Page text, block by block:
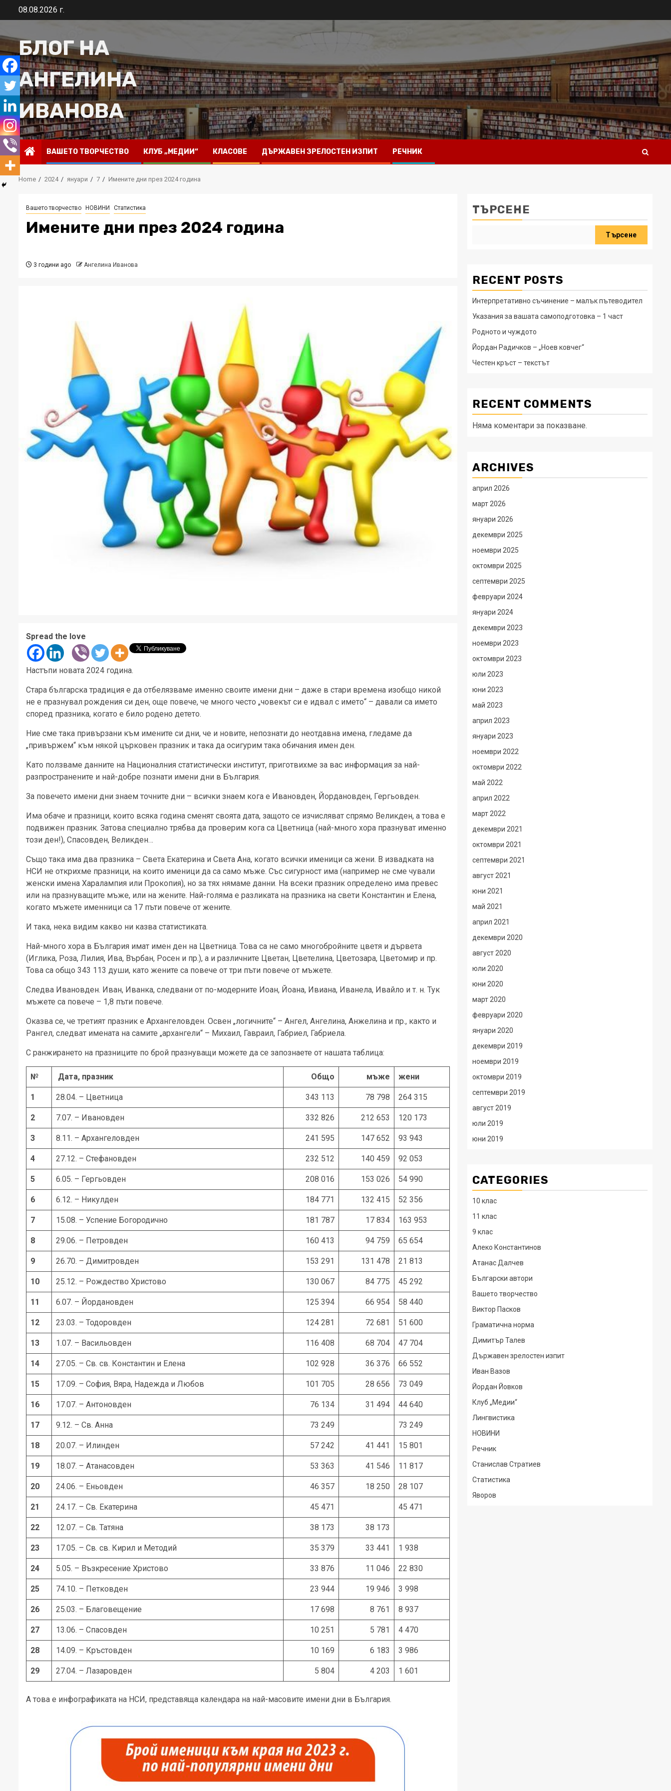
08.08.2026 г.
БЛОГ НА
АНГЕЛИНА
ИВАНОВА
ВАШЕТО ТВОРЧЕСТВО КЛУБ „МЕДИИ“ КЛАСОВЕ ДЪРЖАВЕН ЗРЕЛОСТЕН ИЗПИТ РЕЧНИК
Home 2024 януари 7 Имените дни през 2024 година
Вашето творчество НОВИНИ Статистика
Имените дни през 2024 година
3 години ago Ангелина Иванова
Spread the love
Настъпи новата 2024 година.
Стара българска традиция е да отбелязваме именно своите имени дни – даже в стари времена изобщо никой
не е празнувал рождения си ден, още повече, че много често „човекът си е идвал с името“ – давали са името
според празника, когато е било родено детето.
Ние сме така привързани към имените си дни, че и новите, непознати до неотдавна имена, гледаме да
„привържем“ към някой църковен празник и така да осигурим така обичания имен ден.
Като ползваме данните на Националния статистически институт, приготвихме за вас информация за най-
разпространените и най-добре познати имени дни в България.
За повечето имени дни знаем точните дни – всички знаем кога е Ивановден, Йордановден, Гергьовден.
Има обаче и празници, които всяка година сменят своята дата, защото се изчисляват спрямо Великден, а това е
подвижен празник. Затова специално трябва да проверим кога са Цветница (най-много хора празнуват именно
този ден!), Спасовден, Великден…
Също така има два празника – Света Екатерина и Света Ана, когато всички именици са жени. В извадката на
НСИ не открихме празници, на които именици да са само мъже. Със сигурност има (например не сме чували
женски имена Харалампия или Прокопия), но за тях нямаме данни. На всеки празник определено има превес
или на празнуващите мъже, или на жените. Най-голяма е разликата на празника на свети Константин и Елена,
когато мъжете именници са 17 пъти повече от жените.
И така, нека видим какво ни казва статистиката.
Най-много хора в България имат имен ден на Цветница. Това са не само многобройните цветя и дървета
(Иглика, Роза, Лилия, Ива, Върбан, Росен и пр.), а и различните Цветан, Цветелина, Цветозара, Цветомир и пр.
Това са общо 343 113 души, като жените са повече от три пъти повече от мъжете.
Следва Ивановден. Иван, Иванка, следвани от по-модерните Иоан, Йоана, Ивиана, Иванела, Ивайло и т. н. Тук
мъжете са повече – 1,8 пъти повече.
Оказва се, че третият празник е Архангеловден. Освен „логичните“ – Ангел, Ангелина, Анжелина и пр., както и
Рангел, следват имената на самите „архангели“ – Михаил, Гавраил, Габриел, Габриела.
С ранжирането на празниците по брой празнуващи можете да се запознаете от нашата таблица:
№ Дата, празник Общо мъже жени
1 28.04. – Цветница 343 113 78 798 264 315
2 7.07. – Ивановден 332 826 212 653 120 173
3 8.11. – Архангеловден 241 595 147 652 93 943
4 27.12. – Стефановден 232 512 140 459 92 053
5 6.05. – Гергьовден 208 016 153 026 54 990
6 6.12. – Никулден 184 771 132 415 52 356
7 15.08. – Успение Богородично 181 787 17 834 163 953
8 29.06. – Петровден 160 413 94 759 65 654
9 26.70. – Димитровден 153 291 131 478 21 813
10 25.12. – Рождество Христово 130 067 84 775 45 292
11 6.07. – Йордановден 125 394 66 954 58 440
12 23.03. – Тодоровден 124 281 72 681 51 600
13 1.07. – Васильовден 116 408 68 704 47 704
14 27.05. – Св. св. Константин и Елена 102 928 36 376 66 552
15 17.09. – София, Вяра, Надежда и Любов 101 705 28 656 73 049
16 17.07. – Антоновден 76 134 31 494 44 640
17 9.12. – Св. Анна 73 249 73 249
18 20.07. – Илинден 57 242 41 441 15 801
19 18.07. – Атанасовден 53 363 41 546 11 817
20 24.06. – Еньовден 46 357 18 250 28 107
21 24.17. – Св. Екатерина 45 471 45 471
22 12.07. – Св. Татяна 38 173 38 173
23 17.05. – Св. св. Кирил и Методий 35 379 33 441 1 938
24 5.05. – Възкресение Христово 33 876 11 046 22 830
25 74.10. – Петковден 23 944 19 946 3 998
26 25.03. – Благовещение 17 698 8 761 8 937
27 13.06. – Спасовден 10 251 5 781 4 470
28 14.09. – Кръстовден 10 169 6 183 3 986
29 27.04. – Лазаровден 5 804 4 203 1 601
А това е инфографиката на НСИ, представяща календара на най-масовите имени дни в България.
ТЪРСЕНЕ
Търсене
RECENT POSTS
Интерпретативно съчинение – малък пътеводител
Указания за вашата самоподготовка – 1 част
Родното и чуждото
Йордан Радичков – „Ноев ковчег“
Честен кръст – текстът
RECENT COMMENTS
Няма коментари за показване.
ARCHIVES
април 2026
март 2026
януари 2026
декември 2025
ноември 2025
октомври 2025
септември 2025
февруари 2024
януари 2024
декември 2023
ноември 2023
октомври 2023
юли 2023
юни 2023
май 2023
април 2023
януари 2023
ноември 2022
октомври 2022
май 2022
април 2022
март 2022
декември 2021
октомври 2021
септември 2021
август 2021
юни 2021
май 2021
април 2021
декември 2020
август 2020
юли 2020
юни 2020
март 2020
февруари 2020
януари 2020
декември 2019
ноември 2019
октомври 2019
септември 2019
август 2019
юли 2019
юни 2019
CATEGORIES
10 клас
11 клас
9 клас
Алеко Константинов
Атанас Далчев
Български автори
Вашето творчество
Виктор Пасков
Граматична норма
Димитър Талев
Държавен зрелостен изпит
Иван Вазов
Йордан Йовков
Клуб „Медии“
Лингвистика
НОВИНИ
Речник
Станислав Стратиев
Статистика
Яворов